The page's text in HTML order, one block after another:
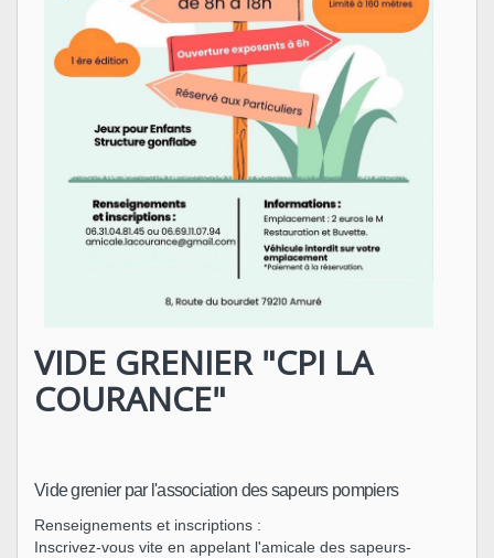
VIDE GRENIER "CPI LA
COURANCE"
Vide grenier par l'association des sapeurs pompiers
Renseignements et inscriptions :
Inscrivez-vous vite en appelant l'amicale des sapeurs-